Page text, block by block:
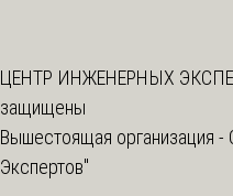
ЦЕНТР ИНЖЕНЕРНЫХ
защищены
Вышестоящая организация -
Экспертов"